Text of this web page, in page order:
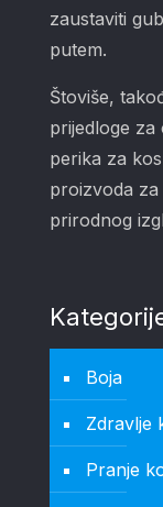
zaustaviti
putem.
Štoviše,
prijedloge za
perika za
proizvoda
prirodnog
Boja
Zdravlje
Pranje